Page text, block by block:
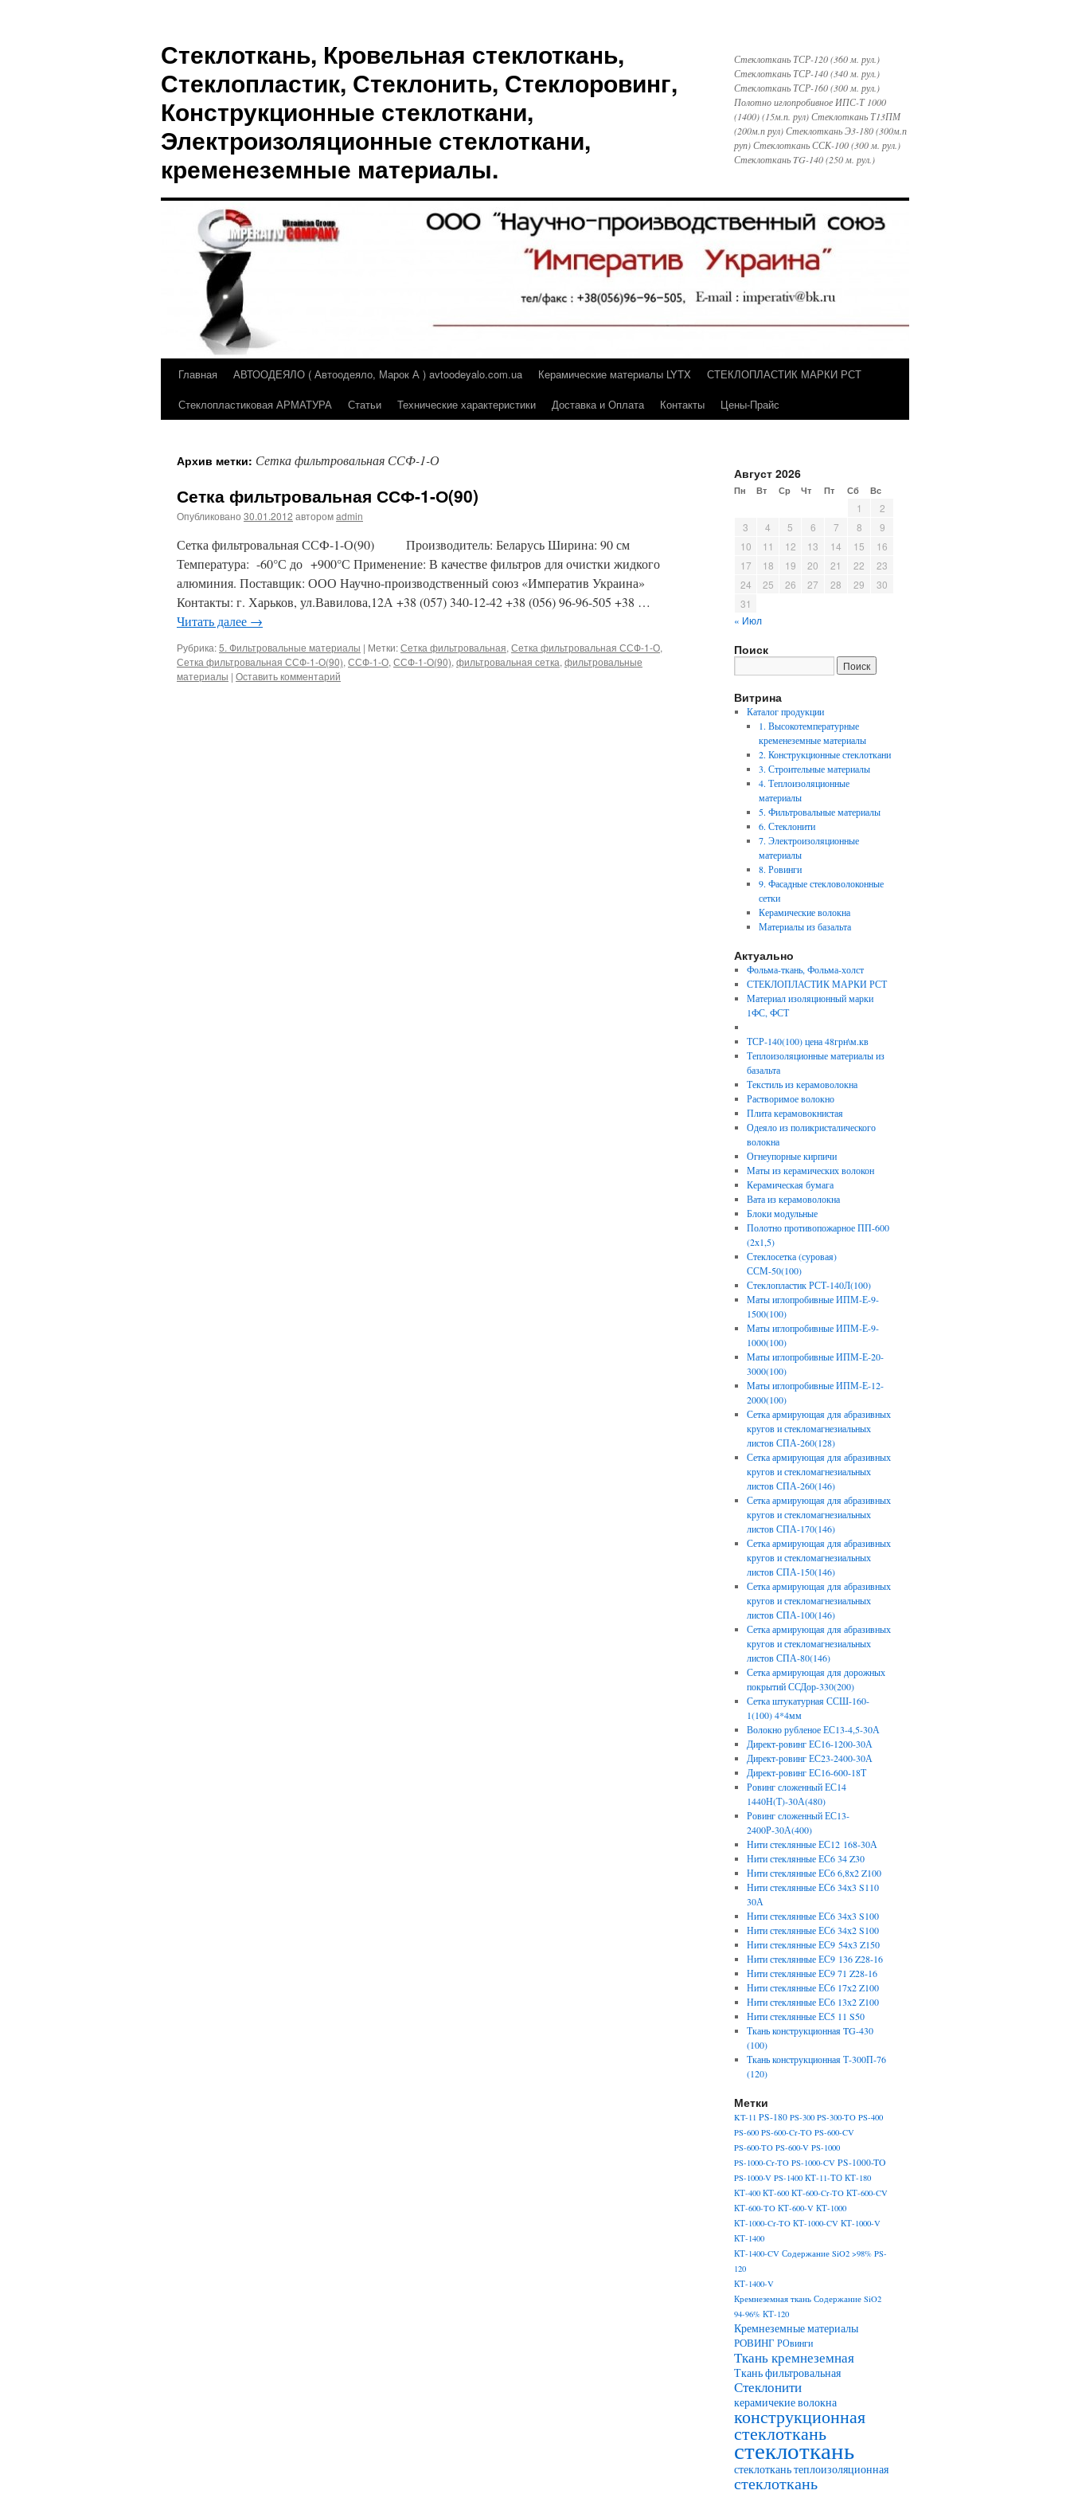
Стеклоткань, Кровельная стеклоткань,
Стеклопластик, Стеклонить, Стеклоровинг,
Конструкционные стеклоткани,
Электроизоляционные стеклоткани,
кременеземные материалы.
Стеклоткань ТСР-120 (360 м. рул.)
Стеклоткань ТСР-140 (340 м. рул.)
Стеклоткань ТСР-160 (300 м. рул.)
Полотно иглопробивное ИПС-Т 1000
(1400) (15м.п. рул) Стеклоткань Т13ПМ
(200м.п рул) Стеклоткань Э3-180 (300м.п
руп) Стеклоткань ССК-100 (300 м. рул.)
Стеклоткань TG-140 (250 м. рул.)
Перейти
Главная АВТООДЕЯЛО ( Автоодеяло, Марок А ) avtoodeyalo.com.ua Керамические материалы LYTX
СТЕКЛОПЛАСТИК МАРКИ РСТ
Стеклопластиковая АРМАТУРА
Статьи Технические характеристики Доставка и Оплата Контакты Цены-Прайс
Архив метки: Сетка фильтровальная ССФ-1-О
Сетка фильтровальная ССФ-1-О(90)
Опубликовано 30.01.2012 авторомadmin
Сетка фильтровальная ССФ-1-О(90) Производитель: Беларусь Ширина: 90 см
Температура: -60°С до +900°С Применение: В качестве фильтров для очистки жидкого
алюминия. Поставщик: ООО Научно-производственный союз «Императив Украина»
Контакты: г. Харьков, ул.Вавилова,12А +38 (057) 340-12-42 +38 (056) 96-96-505 +38 …
Читать далее →
Рубрика:5. Фильтровальные материалы | Метки:Сетка фильтровальная, Сетка фильтровальная ССФ-1-О,
Сетка фильтровальная ССФ-1-О(90), ССФ-1-О, ССФ-1-О(90), фильтровальная сетка, фильтровальные
материалы | Оставить комментарий
Август 2026
Пн Вт Ср Чт Пт Сб Вс
« Июл
1
2
3
4 5 6 7 8
9
10
11 12 13 14 15
16
17
18 19 20 21 22
23
24
25 26 27 28 29
30
31
Поиск
Витрина
Каталог продукции
1. Высокотемпературные
кременеземные материалы
2. Конструкционные стеклоткани
3. Строительные материалы
4. Теплоизоляционные
материалы
5. Фильтровальные материалы
6. Стеклонити
7. Электроизоляционные
материалы
8. Ровинги
9. Фасадные стекловолоконные
сетки
Керамические волокна
Материалы из базальта
Актуально
Фольма-ткань, Фольма-холст
СТЕКЛОПЛАСТИК МАРКИ РСТ
Материал изоляционный марки
1ФС, ФСТ
ТСР-140(100) цена 48грн\м.кв
Теплоизоляционные материалы из
базальта
Текстиль из керамоволокна
Растворимое волокно
Плита керамовокнистая
Одеяло из поликристалического
волокна
Огнеупорные кирпичи
Маты из керамических волокон
Керамическая бумага
Вата из керамоволокна
Блоки модульные
Полотно противопожарное ПП-600
(2х1,5)
Стеклосетка (суровая)
ССМ-50(100)
Стеклопластик РСТ-140Л(100)
Маты иглопробивные ИПМ-Е-9-
1500(100)
Маты иглопробивные ИПМ-Е-9-
1000(100)
Маты иглопробивные ИПМ-Е-20-
3000(100)
Маты иглопробивные ИПМ-Е-12-
2000(100)
Сетка армирующая для абразивных
кругов и стекломагнезиальных
листов СПА-260(128)
Сетка армирующая для абразивных
кругов и стекломагнезиальных
листов СПА-260(146)
Сетка армирующая для абразивных
кругов и стекломагнезиальных
листов СПА-170(146)
Сетка армирующая для абразивных
кругов и стекломагнезиальных
листов СПА-150(146)
Сетка армирующая для абразивных
кругов и стекломагнезиальных
листов СПА-100(146)
Сетка армирующая для абразивных
кругов и стекломагнезиальных
листов СПА-80(146)
Сетка армирующая для дорожных
покрытий ССДор-330(200)
Сетка штукатурная ССШ-160-
1(100) 4*4мм
Волокно рубленое ЕС13-4,5-30А
Директ-ровинг ЕС16-1200-30А
Директ-ровинг ЕС23-2400-30А
Директ-ровинг ЕС16-600-18Т
Ровинг сложенный ЕС14
1440Н(Т)-30А(480)
Ровинг сложенный ЕС13-
2400Р-30А(400)
Нити стеклянные ЕС12 168-30А
Нити стеклянные ЕС6 34 Z30
Нити стеклянные ЕС6 6,8х2 Z100
Нити стеклянные ЕС6 34х3 S110
30А
Нити стеклянные ЕС6 34х3 S100
Нити стеклянные ЕС6 34х2 S100
Нити стеклянные ЕС9 54х3 Z150
Нити стеклянные ЕС9 136 Z28-16
Нити стеклянные ЕС9 71 Z28-16
Нити стеклянные ЕС6 17х2 Z100
Нити стеклянные ЕС6 13х2 Z100
Нити стеклянные ЕС5 11 S50
Ткань конструкционная TG-430
(100)
Ткань конструкционная Т-300П-76
(120)
Метки
KT-11 PS-180 PS-300 PS-300-TO PS-400
PS-600 PS-600-Cr-TO PS-600-CV
PS-600-TO PS-600-V PS-1000
PS-1000-Cr-TO PS-1000-CV PS-1000-TO
PS-1000-V PS-1400 КТ-11-ТО КТ-180
КТ-400 КТ-600 КТ-600-Cr-TO КТ-600-CV
КТ-600-TO КТ-600-V КТ-1000
КТ-1000-Cr-TO КТ-1000-CV КТ-1000-V
КТ-1400
КТ-1400-CV Содержание SiO2 >98% PS-
120
КТ-1400-V
Кремнеземная ткань Содержание SiO2
94-96% КТ-120
Кремнеземные материалы
РОВИНГ РОвинги
Ткань кремнеземная
Ткань фильтровальная
Стеклонити
керамичекие волокна
конструкционная
стеклоткань
стеклоткань
стеклоткань теплоизоляционная
стеклоткань